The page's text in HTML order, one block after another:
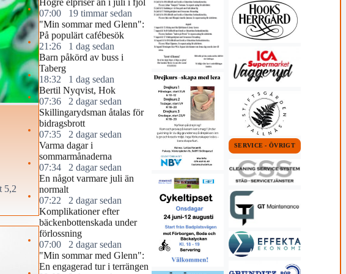
5,2
07:00
19 timmar sedan
"Min sommar med Glenn":
På populärt cafébesök
21:26
1 dag sedan
Barn påkörd av buss i
Taberg
18:32
1 dag sedan
Bertil Nyqvist, Hok
07:36
2 dagar sedan
Skillingarydsman åtalas för
bidragsbrott
07:35
2 dagar sedan
Varma dagar i
sommarmånaderna
07:34
2 dagar sedan
En något varmare juli än
normalt
07:22
2 dagar sedan
Komplikationer efter
bäckenbottenskada under
förlossning
07:00
2 dagar sedan
"Min sommar med Glenn":
En engagerad tur i terrängen
SERVICE - ÖVRIGT